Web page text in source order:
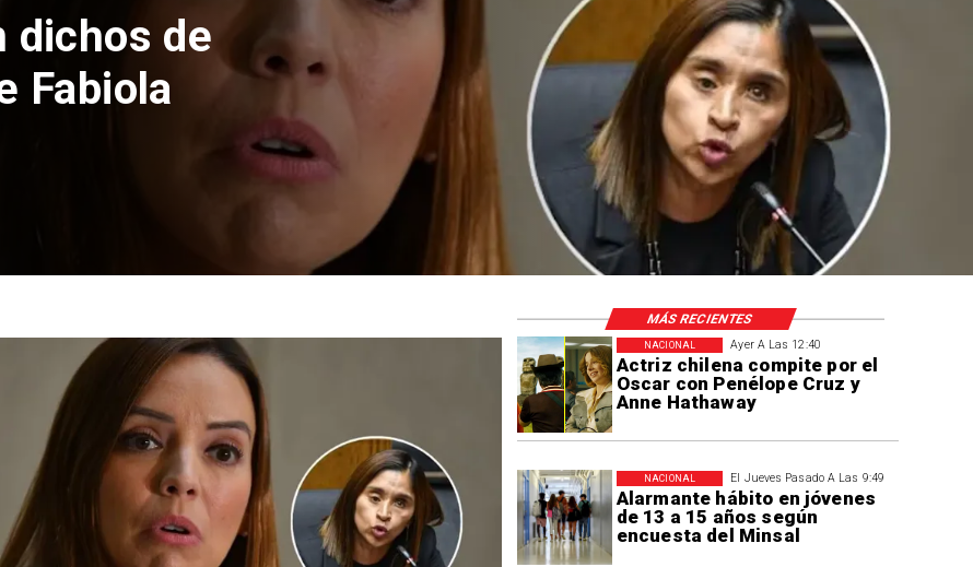
Proyecto propone sumar feriado
el 17 de septiembre para Fiestas
Ayer A Las 12:40
Actriz chilena compite por el
Oscar con Penélope Cruz y
Anne Hathaway
NACIONAL
El Jueves Pasado A Las 9:49
Alarmante hábito en jóvenes
de 13 a 15 años según
encuesta del Minsal
NACIONAL
MÁS RECIENTES